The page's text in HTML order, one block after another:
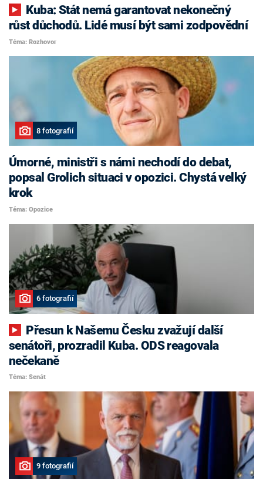
růst důchodů. Lidé musí být sami zodpovědní
Téma: Rozhovor
8 fotografií
Úmorné, ministři s námi nechodí do debat,
popsal Grolich situaci v opozici. Chystá velký
krok
Téma: Opozice
6 fotografií
senátoři, prozradil Kuba. ODS reagovala
nečekaně
Téma: Senát
9 fotografií